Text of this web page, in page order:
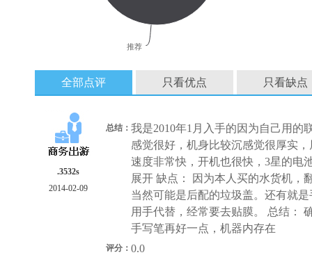
推荐
全部点评 只看优点 只看缺点
.3532s
2014-02-09
总结： 我是2010年1月入手的因为自己用的
感觉很好，机身比较沉感觉很厚实
速度非常快，开机也很快，3星的电
展开 缺点： 因为本人买的水货机，
当然可能是后配的垃圾盖。还有就
用手代替，经常要去贴膜。 总结：
手写笔再好一点，机器内存在
评分： 0.0